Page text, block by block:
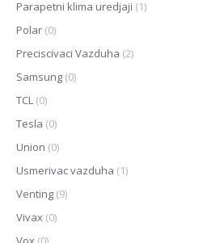
Parapetni klima uredjaji (1)
Polar (0)
Preciscivaci Vazduha (2)
Samsung (0)
TCL (0)
Tesla (0)
Union (0)
Usmerivac vazduha (1)
Venting (9)
Vivax (0)